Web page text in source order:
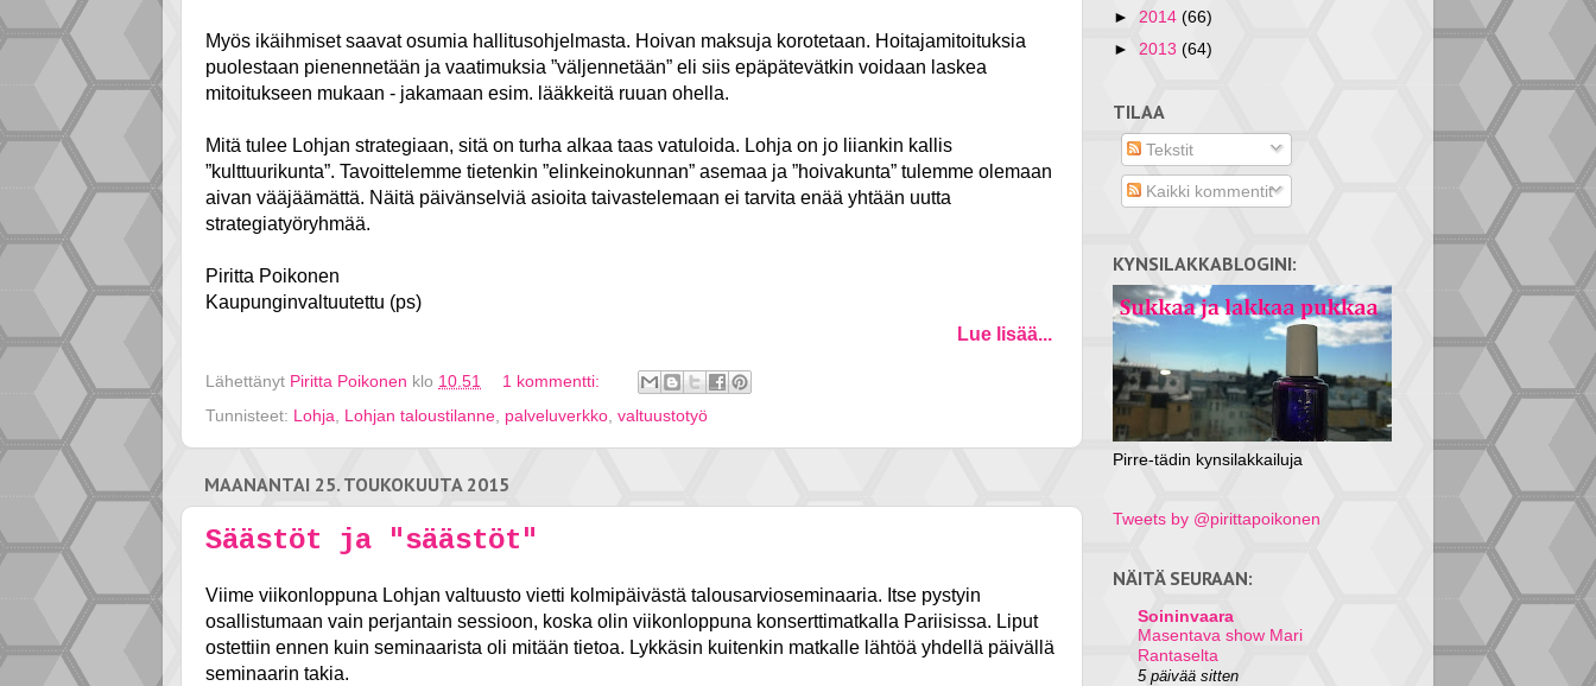
Myös ikäihmiset saavat osumia hallitusohjelmasta. Hoivan maksuja korotetaan. Hoitajamitoituksia
puolestaan pienennetään ja vaatimuksia ”väljennetään” eli siis epäpätevätkin voidaan laskea
mitoitukseen mukaan - jakamaan esim. lääkkeitä ruuan ohella.
Mitä tulee Lohjan strategiaan, sitä on turha alkaa taas vatuloida. Lohja on jo liiankin kallis
”kulttuurikunta”. Tavoittelemme tietenkin ”elinkeinokunnan” asemaa ja ”hoivakunta” tulemme olemaan
aivan vääjäämättä. Näitä päivänselviä asioita taivastelemaan ei tarvita enää yhtään uutta
strategiatyöryhmää.
Piritta Poikonen
Kaupunginvaltuutettu (ps)
Lue lisää...
Lähettänyt Piritta Poikonen klo 10.51
1 kommentti:
Tunnisteet: Lohja Lohjan taloustilanne palveluverkko valtuustotyö
MAANANTAI 25. TOUKOKUUTA 2015
Säästöt ja "säästöt"
Viime viikonloppuna Lohjan valtuusto vietti kolmipäivästä talousarvioseminaaria. Itse pystyin
osallistumaan vain perjantain sessioon, koska olin viikonloppuna konserttimatkalla Pariisissa. Liput
ostettiin ennen kuin seminaarista oli mitään tietoa. Lykkäsin kuitenkin matkalle lähtöä yhdellä päivällä
seminaarin takia.
► 2014 (66)
► 2013 (64)
TILAA
Tekstit
Kaikki kommentit
KYNSILAKKABLOGINI:
Pirre-tädin kynsilakkailuja
Tweets by @pirittapoikonen
NÄITÄ SEURAAN:
Soininvaara
Masentava show Mari
Rantaselta
5 päivää sitten